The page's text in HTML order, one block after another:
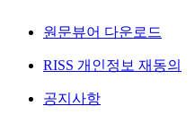
원문뷰어 다운로드
RISS 개인정보 재동의
공지사항